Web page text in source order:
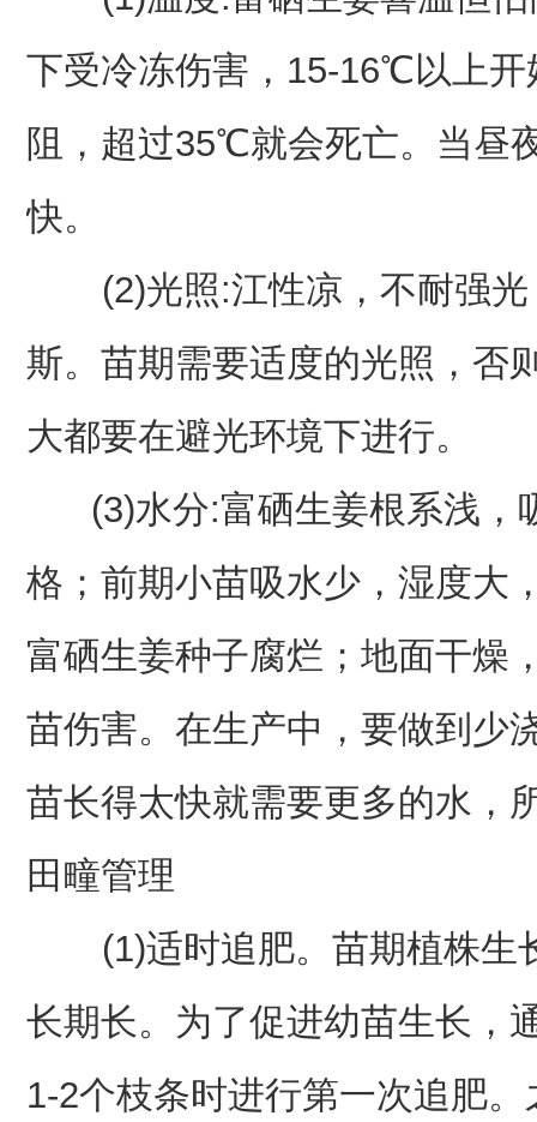
下受冷冻伤害，15-16℃以上
阻，超过35℃就会死亡。当昼
快。
(2)光照:江性凉，不耐强光
斯。苗期需要适度的光照，否
大都要在避光环境下进行。
(3)水分:富硒生姜根系浅，
格；前期小苗吸水少，湿度大
富硒生姜种子腐烂；地面干燥
苗伤害。在生产中，要做到少
苗长得太快就需要更多的水，
田疃管理
(1)适时追肥。苗期植株生
长期长。为了促进幼苗生长，
1-2个枝条时进行第一次追肥